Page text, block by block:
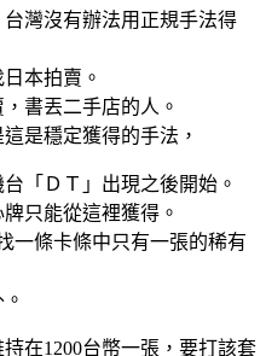
灣沒有辦法用正規手法得
本拍賣。
書丟二手店的人。
是穩定獲得的手法，
「ＤＴ」出現之後開始。
只能從這裡獲得。
一條卡條中只有一張的稀有
在1200台幣一張，要打該套